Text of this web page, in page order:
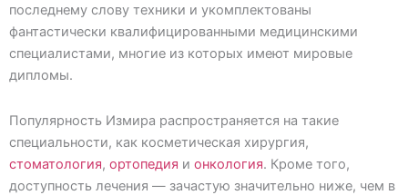
последнему слову техники и укомплектованы
фантастически квалифицированными медицинскими
специалистами, многие из которых имеют мировые
дипломы.
Популярность Измира распространяется на такие
специальности, как косметическая хирургия,
стоматология, ортопедия и онкология. Кроме того,
доступность лечения — зачастую значительно ниже, чем в